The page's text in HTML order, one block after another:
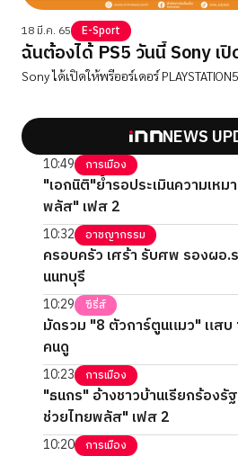
18 มี.ค. 65 E-Sport
ฉันต้องได้ PS5 วันนี้ Sony เ
Sony ได้เปิดให้พรีออร์เดอร์
NEWS
10:49 การเมือง
"เอกนิติ"ย้ำรอประเมินความเห
พลัส" เฟส 2
10:32 อาชญากรรม
ครอบครัว เศร้า รับศพ รองผอ.รร.เทพศิรินทร์
นนทบุรี
10:29 ซีรี่ส์
มัดรวม "8 ตัวการ์ตูนแมว" แสบ
คนดู
10:23 การเมือง
"ธนกร" อ้างชาวบ้านเรียกร้อง
ช่วยไทยพลัส" เฟส 2
10:20 การเมือง